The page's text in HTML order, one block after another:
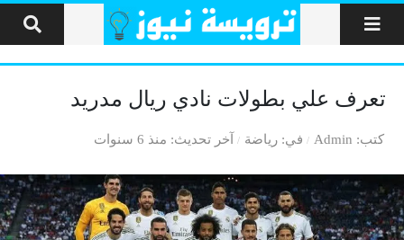
التخطي إلى المحتوى
تعرف علي بطولات نادي ريال مدريد
كتب Admin في رياضة آخر تحديث منذ 6 سنوات